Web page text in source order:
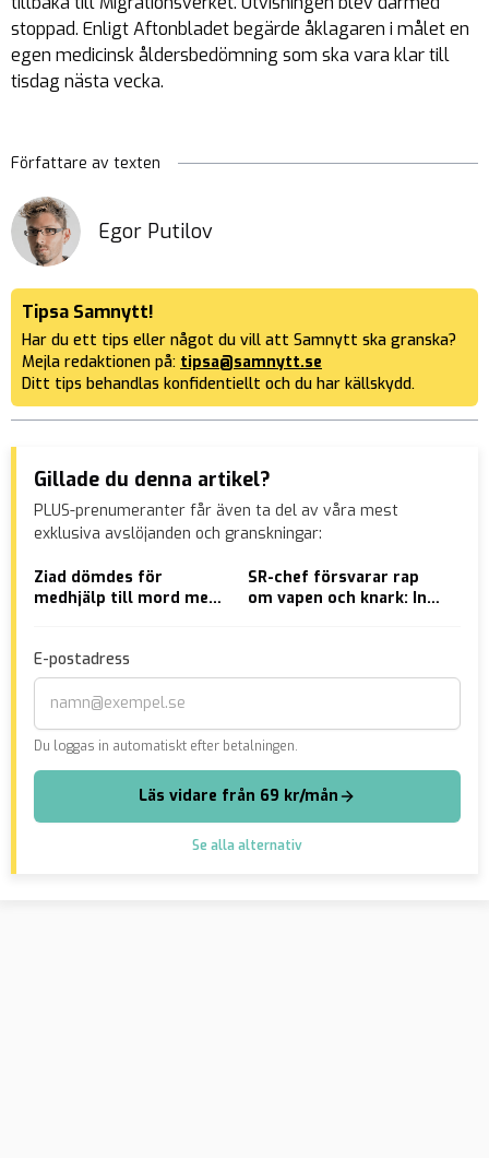
stoppad. Enligt Aftonbladet begärde åklagaren i målet en
egen medicinsk åldersbedömning som ska vara klar till
tisdag nästa vecka.
Författare av texten
Egor Putilov
Tipsa Samnytt!
Har du ett tips eller något du vill att Samnytt ska granska?
Mejla redaktionen på: tipsa@samnytt.se
Ditt tips behandlas konfidentiellt och du har källskydd.
Gillade du denna artikel?
PLUS-prenumeranter får även ta del av våra mest
exklusiva avslöjanden och granskningar:
Ziad dömdes för
medhjälp till mord men
”lidandeersättning”
SR-chef försvarar rap
om vapen och knark: Inte
E-postadress
Du loggas in automatiskt efter betalningen.
Läs vidare från 69 kr/mån
Se alla alternativ